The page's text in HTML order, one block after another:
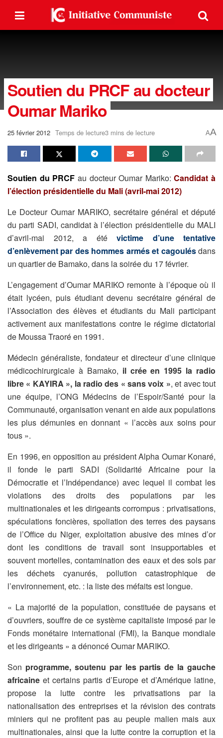
Soutien du PRCF au docteur
Oumar Mariko
25 février 2012 Temps de lecture3 mins de lecture AA
Soutien du PRCF au docteur Oumar Mariko: Candidat à
l’élection présidentielle du Mali (avril-mai 2012)
Le Docteur Oumar MARIKO, secrétaire général et député
du parti SADI, candidat à l’élection présidentielle du MALI
d’avril-mai 2012, a étévictime d’une tentative
d’enlèvement par des hommes armés et cagoulésdans
un quartier de Bamako, dans la soirée du 17 février.
L’engagement d’Oumar MARIKO remonte à l’époque où il
était lycéen, puis étudiant devenu secrétaire général de
l’Association des élèves et étudiants du Mali participant
activement aux manifestations contre le régime dictatorial
de Moussa Traoré en 1991.
Médecin généraliste, fondateur et directeur d’une clinique
médicochirurgicale à Bamako, il crée en 1995 la radio
libre « KAYIRA », la radio des « sans voix », et avec tout
une équipe, l’ONG Médecins de l’Espoir/Santé pour la
Communauté, organisation venant en aide aux populations
les plus démunies en donnant « l’accès aux soins pour
tous ».
En 1996, en opposition au président Alpha Oumar Konaré,
il fonde le parti SADI (Solidarité Africaine pour la
Démocratie et l’Indépendance) avec lequel il combat les
violations des droits des populations par les
multinationales et les dirigeants corrompus : privatisations,
spéculations foncières, spoliation des terres des paysans
de l’Office du Niger, exploitation abusive des mines d’or
dont les conditions de travail sont insupportables et
souvent mortelles, contamination des eaux et des sols par
les déchets cyanurés, pollution catastrophique de
l’environnement, etc. : la liste des méfaits est longue.
« La majorité de la population, constituée de paysans et
d’ouvriers, souffre de ce système capitaliste imposé par le
Fonds monétaire international (FMI), la Banque mondiale
et les dirigeants » a dénoncé Oumar MARIKO.
Son programme, soutenu par les partis de la gauche
africaine et certains partis d’Europe et d’Amérique latine,
propose la lutte contre les privatisations par la
nationalisation des entreprises et la révision des contrats
miniers qui ne profitent pas au peuple malien mais aux
multinationales, ainsi que la lutte contre la corruption et la